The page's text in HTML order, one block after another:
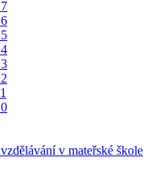
v mateřské škole